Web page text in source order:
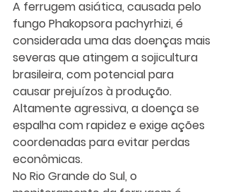
A ferrugem asiática, causada pelo
fungo Phakopsora pachyrhizi, é
considerada uma das doenças mais
severas que atingem a sojicultura
brasileira, com potencial para
causar prejuízos à produção.
Altamente agressiva, a doença se
espalha com rapidez e exige ações
coordenadas para evitar perdas
econômicas.
No Rio Grande do Sul, o